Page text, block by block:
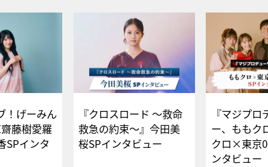
！げーみん
藤樹愛羅
SPインタ
『クロスロード ～救命
救急の約束～』今田美
桜SPインタビュー
『マジプロ
ー、ももク
クロ×東京
ンタビュー